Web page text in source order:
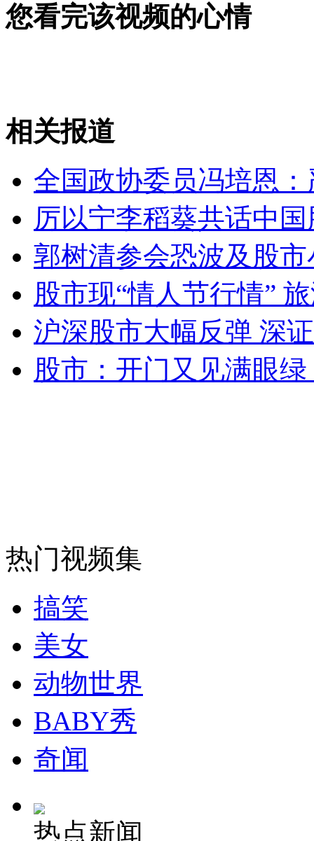
女孩北京地铁殴打老人 痛下狠手拳打脚踢
无痛分娩是否安全 医生回应
外交部：反对强权政治霸凌主义
外交部：有关国家言论片面不公正
纽约上演“枕头大战”
司机酒驾遇交警 急速倒车逃窜
您看完该视频的心情
相关报道
全国政协委员冯培恩
厉以宁李稻葵共话中
郭树清参会恐波及股
股市现“情人节行情”
沪深股市大幅反弹 深
股市：开门又见满眼
热门视频集
搞笑
美女
动物世界
BABY秀
奇闻
热点新闻